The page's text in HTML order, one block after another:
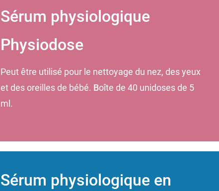
Sérum physiologique
Physiodose
Peut être utilisé pour le nettoyage du nez, des yeux
et des oreilles de bébé. Boîte de 40 unidoses de 5
ml.
Sérum physiologique en